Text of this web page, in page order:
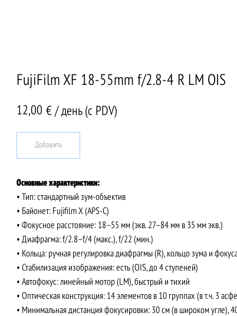
FujiFilm XF 18-55mm f/2.8-4 R LM OIS
12,00 € / день (c PDV)
Добавить
Основные характеристики:
• Тип: стандартный зум-объектив
• Байонет: Fujifilm X (APS-C)
• Фокусное расстояние: 18–55 мм (экв. 27–84 мм в 35 мм экв.)
• Диафрагма: f/2.8–f/4 (макс.), f/22 (мин.)
• Кольца: ручная регулировка диафрагмы (R), кольцо зума и
• Стабилизация изображения: есть (OIS, до 4 ступеней)
• Автофокус: линейный мотор (LM), быстрый и тихий
• Оптическая конструкция: 14 элементов в 10 группах (в т.ч. 3
• Минимальная дистанция фокусировки: 30 см (в широком угле),